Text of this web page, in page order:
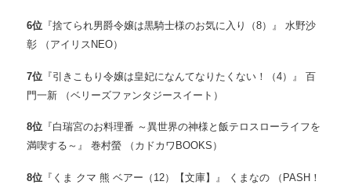
6位 『捨てられ男爵令嬢は黒騎士様のお気に入り（8）』 水野沙
彰 （アイリスNEO）
7位 『引きこもり令嬢は皇妃になんてなりたくない！（4）』 百
門一新 （ベリーズファンタジースイート）
8位 『白瑞宮のお料理番 ～異世界の神様と飯テロスローライフを
満喫する～』 巻村螢 （カドカワBOOKS）
8位 『くま クマ 熊 ベアー（12）【文庫】』 くまなの （PASH！